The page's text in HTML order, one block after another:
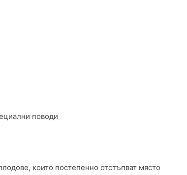
поводи
които постепенно отстъпват място